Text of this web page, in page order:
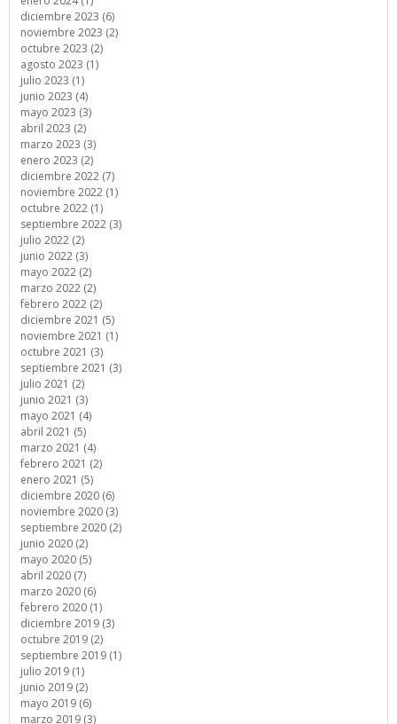
diciembre 2023 (6)
noviembre 2023 (2)
octubre 2023 (2)
agosto 2023 (1)
julio 2023 (1)
junio 2023 (4)
mayo 2023 (3)
abril 2023 (2)
marzo 2023 (3)
enero 2023 (2)
diciembre 2022 (7)
noviembre 2022 (1)
octubre 2022 (1)
septiembre 2022 (3)
julio 2022 (2)
junio 2022 (3)
mayo 2022 (2)
marzo 2022 (2)
febrero 2022 (2)
diciembre 2021 (5)
noviembre 2021 (1)
octubre 2021 (3)
septiembre 2021 (3)
julio 2021 (2)
junio 2021 (3)
mayo 2021 (4)
abril 2021 (5)
marzo 2021 (4)
febrero 2021 (2)
enero 2021 (5)
diciembre 2020 (6)
noviembre 2020 (3)
septiembre 2020 (2)
junio 2020 (2)
mayo 2020 (5)
abril 2020 (7)
marzo 2020 (6)
febrero 2020 (1)
diciembre 2019 (3)
octubre 2019 (2)
septiembre 2019 (1)
julio 2019 (1)
junio 2019 (2)
mayo 2019 (6)
marzo 2019 (3)